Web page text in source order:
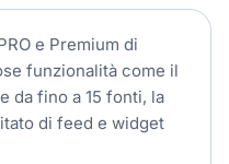
e Premium di
funzionalità come il
da fino a 15 fonti, la
di feed e widget